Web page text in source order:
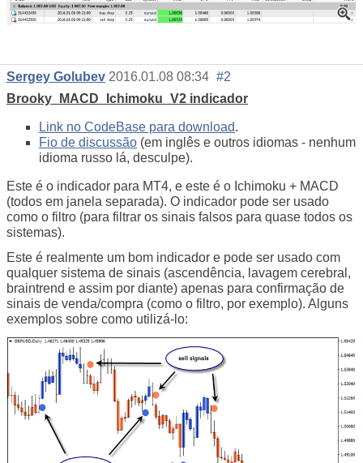
Sergey Golubev 2016.01.08 08:34 #2
Brooky_MACD_Ichimoku_V2 indicador
Link no CodeBase para download.
Fio de discussão (em inglês e outros idiomas - nenhum
idioma russo lá, desculpe).
Este é o indicador para MT4, e este é o Ichimoku + MACD
(todos em janela separada). O indicador pode ser usado
como o filtro (para filtrar os sinais falsos para quase todos os
sistemas).
Este é realmente um bom indicador e pode ser usado com
qualquer sistema de sinais (ascendência, lavagem cerebral,
braintrend e assim por diante) apenas para confirmação de
sinais de venda/compra (como o filtro, por exemplo). Alguns
exemplos sobre como utilizá-lo: